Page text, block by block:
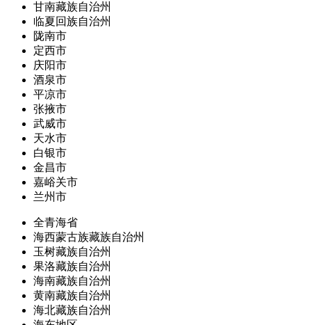
甘南藏族自治州
临夏回族自治州
陇南市
定西市
庆阳市
酒泉市
平凉市
张掖市
武威市
天水市
白银市
金昌市
嘉峪关市
兰州市
全青海省
海西蒙古族藏族自治州
玉树藏族自治州
果洛藏族自治州
海南藏族自治州
黄南藏族自治州
海北藏族自治州